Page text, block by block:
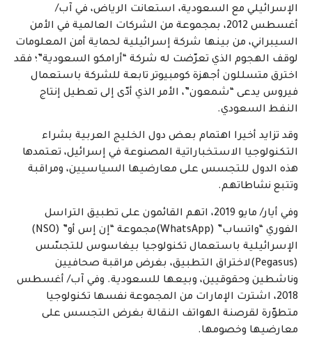
الإسرائيلي مع السعودية، استعانت الرياض، في آب/
أغسطس 2012، بمجموعة من الشركات العالمية في الأمن
السيبراني، من بينها شركة إسرائيلية لحماية أمن المعلومات
لوقف الهجوم الذي تعرّضت له شركة “أرامكو السعودية”؛ فقد
اخترق متسللون أجهزة كومبيوتر تابعة للشركة باستعمال
فيروس يدعى “شمعون”، الأمر الذي أدّى إلى تعطيل إنتاج
النفط السعودي.
وقد تزايد أخيرا اهتمام بعض دول الخليج العربية بشراء
التكنولوجيا الاستخباراتية المصنوعة في إسرائيل، تعتمدها
هذه الدول للتجسس على معارضيها السياسيين، ومراقبة
وتتبع نشاطاتهم.
وفي أيار/ مايو 2019، اتهم القائمون على تطبيق التراسل
الفوري “واتساب” (WhatsApp)مجموعة “إن إس أو” (NSO)
الإسرائيلية باستعمال تكنولوجيا بيغاسوس للتجسّس
(Pegasus)لاختراق التطبيق، بغرض مراقبة صحافيين
وناشطين وحقوقيين، وبيعها للسعودية. وفي آب/ أغسطس
2018، اشترت الإمارات من المجموعة نفسها تكنولوجيا
متطوّرة لقرصنة الهواتف النقالة بغرض التجسس على
معارضيها وخصومها.